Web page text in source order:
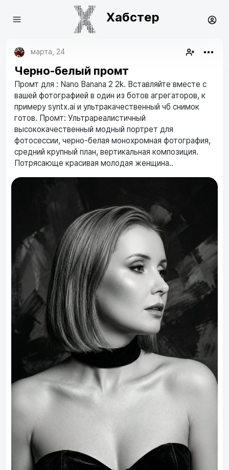
Хабстер
марта, 24
Черно-белый промт
Промт для : Nano Banana 2 2k. Вставляйте вместе с
вашей фотографией в один из ботов агрегаторов, к
примеру syntx.ai и ультракачественный чб снимок
готов. Промт: Ультрареалистичный
высококачественный модный портрет для
фотосессии, черно-белая монохромная фотография,
средний крупный план, вертикальная композиция.
Потрясающе красивая молодая женщина..